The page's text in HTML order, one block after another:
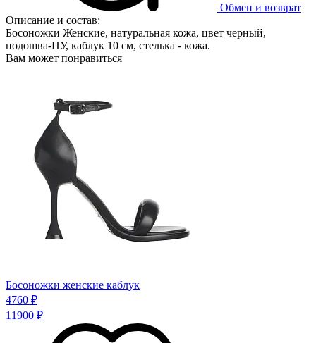
Обмен и возврат
Описание и состав:
Босоножки Женские, натуральная кожа, цвет черный,
подошва-ПУ, каблук 10 см, стелька - кожа.
Вам может понравиться
Босоножки женские каблук
4760 ₽
11900 ₽